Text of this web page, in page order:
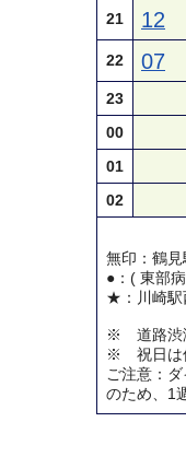
21 12
22 07
23
00
01
02
無印：鶴見
●：( 東部
★：川崎駅
※ 道路渋
※ 祝日は
ご注意：
のため、1